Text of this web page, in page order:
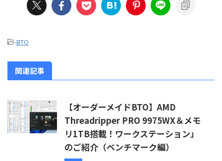
-BTO
関連記事
【オーダーメイドBTO】AMD
Threadripper PRO 9975WX＆メモ
リ1TB搭載！ワークステーション」
のご紹介（ベンチマーク編）